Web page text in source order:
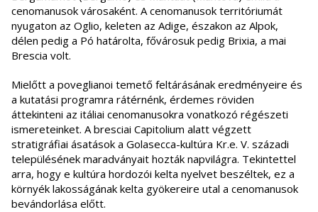
cenomanusok városaként. A cenomanusok territóriumát
nyugaton az Oglio, keleten az Adige, északon az Alpok,
délen pedig a Pó határolta, fővárosuk pedig Brixia, a mai
Brescia volt.
Mielőtt a poveglianoi temető feltárásának eredményeire és
a kutatási programra rátérnénk, érdemes röviden
áttekinteni az itáliai cenomanusokra vonatkozó régészeti
ismereteinket. A bresciai Capitolium alatt végzett
stratigráfiai ásatások a Golasecca-kultúra Kr.e. V. századi
településének maradványait hozták napvilágra. Tekintettel
arra, hogy e kultúra hordozói kelta nyelvet beszéltek, ez a
környék lakosságának kelta gyökereire utal a cenomanusok
bevándorlása előtt.